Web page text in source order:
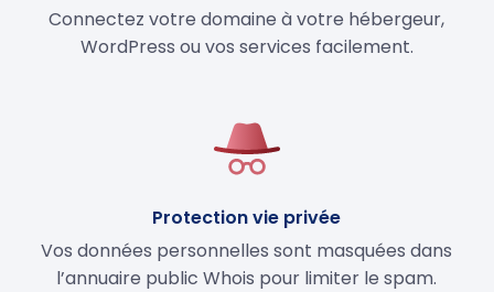
Connectez votre domaine à votre hébergeur,
WordPress ou vos services facilement.
Protection vie privée
Vos données personnelles sont masquées dans
l’annuaire public Whois pour limiter le spam.